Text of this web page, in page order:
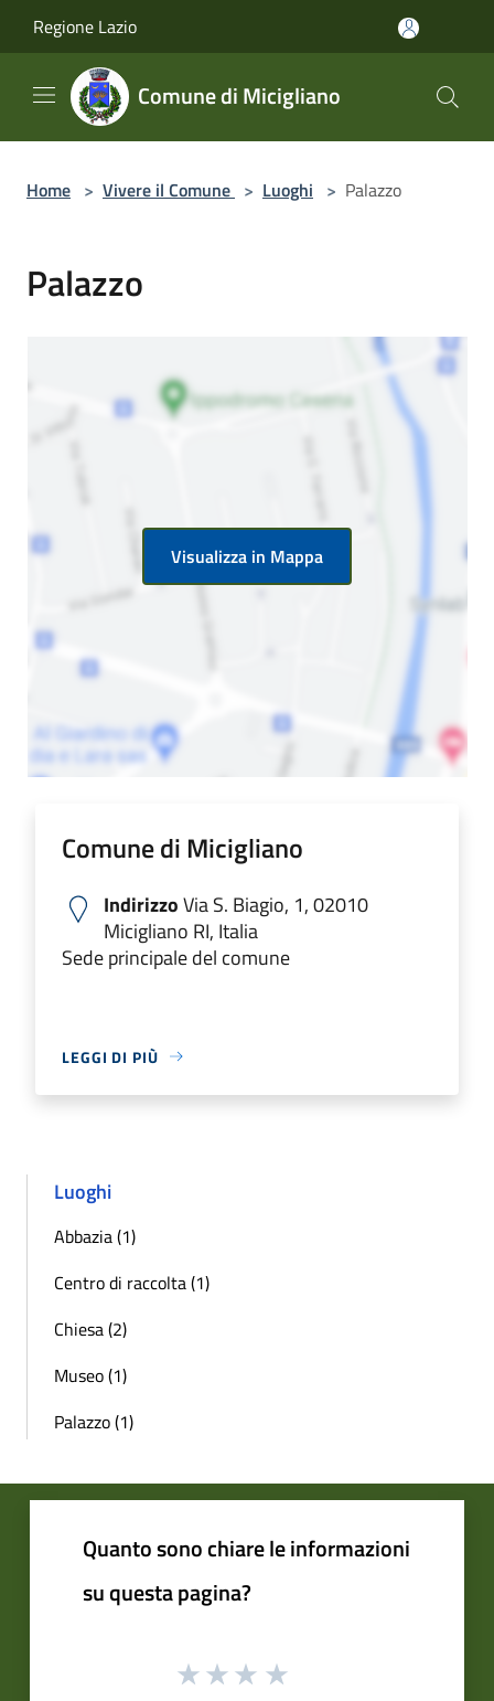
Regione Lazio
Comune di Micigliano
Home > Vivere il Comune > Luoghi > Palazzo
Palazzo
Visualizza in Mappa
Comune di Micigliano
IndirizzoVia S. Biagio, 1, 02010
Micigliano RI, Italia
Sede principale del comune
LEGGI DI PIÙ
Luoghi
Abbazia (1)
Centro di raccolta (1)
Chiesa (2)
Museo (1)
Palazzo (1)
Quanto sono chiare le informazioni
su questa pagina?